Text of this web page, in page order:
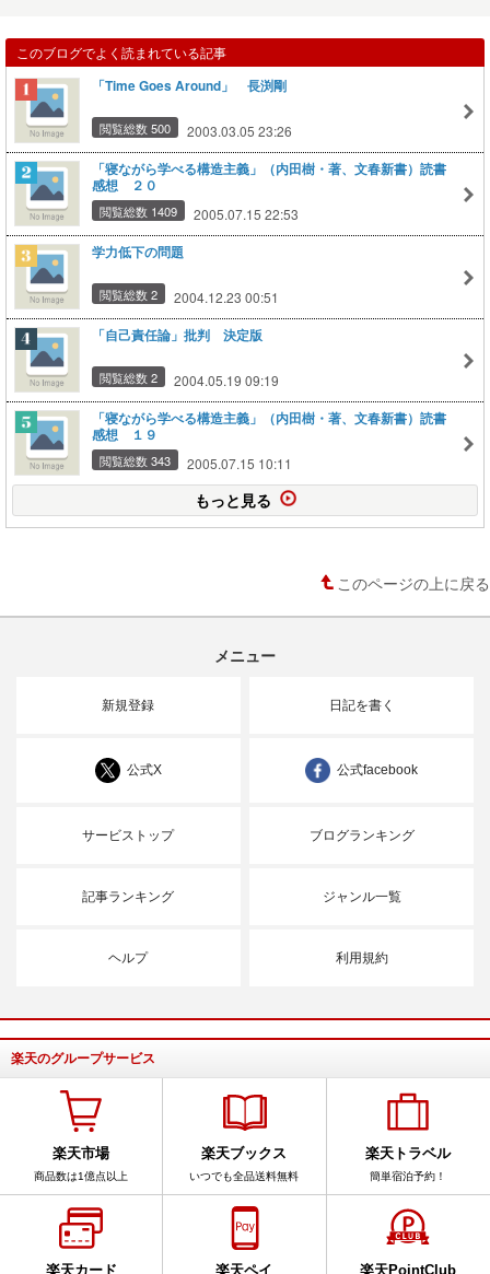
このブログでよく読まれている記事
「Time Goes Around」 長渕剛
閲覧総数 500 2003.03.05 23:26
「寝ながら学べる構造主義」（内田樹・著、文春新書）読書
感想 ２０
閲覧総数 1409 2005.07.15 22:53
学力低下の問題
閲覧総数 2 2004.12.23 00:51
「自己責任論」批判 決定版
閲覧総数 2 2004.05.19 09:19
「寝ながら学べる構造主義」（内田樹・著、文春新書）読書
感想 １９
閲覧総数 343 2005.07.15 10:11
もっと見る
このページの上に戻る
メニュー
新規登録 日記を書く
公式X 公式facebook
サービストップ ブログランキング
記事ランキング ジャンル一覧
ヘルプ 利用規約
楽天のグループサービス
楽天市場
商品数は1億点以上
楽天ブックス
いつでも全品送料無料
楽天トラベル
簡単宿泊予約！
楽天カード 楽天ペイ 楽天PointClub